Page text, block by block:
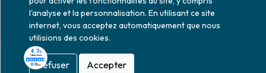
20h00
Samedi : 9h30 - 20h00
l'analyse et la personnalisation. En utilisant ce site
internet, vous acceptez automatiquement que nous
utilisions des cookies.
Refuser Accepter